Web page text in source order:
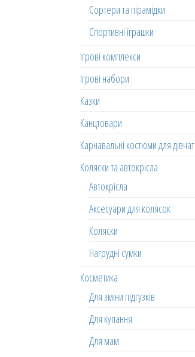
Сортери та пірамідки
Спортивні іграшки
Ігрові комплекси
Ігрові набори
Казки
Канцтовари
Карнавальні костюми для дівчат
Коляски та автокрісла
Автокрісла
Аксесуари для колясок
Коляски
Нагрудні сумки
Косметика
Для зміни підгузків
Для купання
Для мам